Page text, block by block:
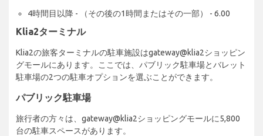
4時間目以降 - （その後の1時間またはその一部） - 6.00
Klia2ターミナル
Klia2の旅客ターミナルの駐車施設はgateway@klia2ショッピン
グモールにあります。ここでは、パブリック駐車場とバレット
駐車場の2つの駐車オプションを選ぶことができます。
パブリック駐車場
旅行者の方々は、gateway@klia2ショッピングモールに5,800
台の駐車スペースがあります。